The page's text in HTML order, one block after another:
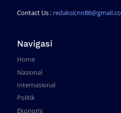
Contact Us :
Navigasi
Home
Nasional
Internasional
Politik
Ekonomi